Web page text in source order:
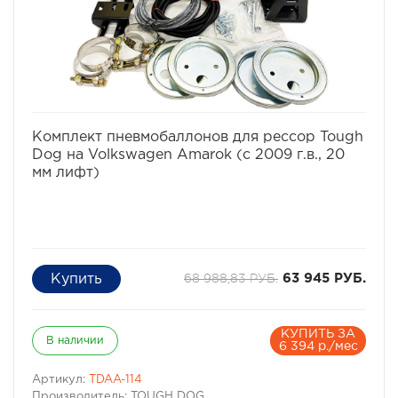
Комплект пневмобаллонов для рессор Tough
Dog на Volkswagen Amarok (с 2009 г.в., 20
мм лифт)
68 988,83 РУБ. 63 945 РУБ.
В наличии
КУПИТЬ ЗА
6 394 р./мес
Артикул:
TDAA-114